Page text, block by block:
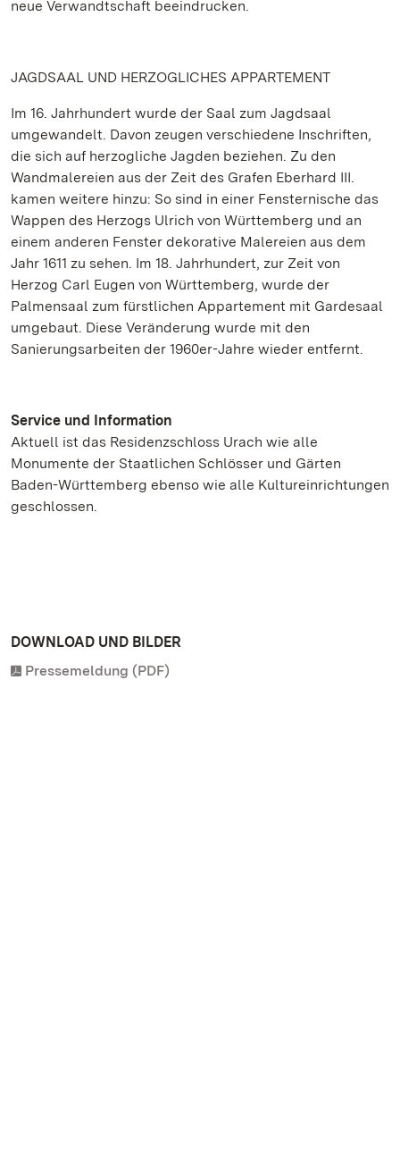
neue Verwandtschaft beeindrucken.
JAGDSAAL UND HERZOGLICHES APPARTEMENT
Im 16. Jahrhundert wurde der Saal zum Jagdsaal
umgewandelt. Davon zeugen verschiedene Inschriften,
die sich auf herzogliche Jagden beziehen. Zu den
Wandmalereien aus der Zeit des Grafen Eberhard III.
kamen weitere hinzu: So sind in einer Fensternische das
Wappen des Herzogs Ulrich von Württemberg und an
einem anderen Fenster dekorative Malereien aus dem
Jahr 1611 zu sehen. Im 18. Jahrhundert, zur Zeit von
Herzog Carl Eugen von Württemberg, wurde der
Palmensaal zum fürstlichen Appartement mit Gardesaal
umgebaut. Diese Veränderung wurde mit den
Sanierungsarbeiten der 1960er-Jahre wieder entfernt.
Service und Information
Aktuell ist das Residenzschloss Urach wie alle
Monumente der Staatlichen Schlösser und Gärten
Baden-Württemberg ebenso wie alle Kultureinrichtungen
geschlossen.
DOWNLOAD UND BILDER
Pressemeldung (PDF)